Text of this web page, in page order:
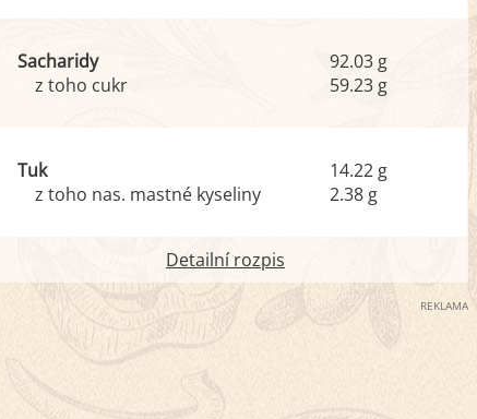
Sacharidy
z toho cukr
92.03 g
59.23 g
Tuk
z toho nas. mastné kyseliny
14.22 g
2.38 g
Detailní rozpis
REKLAMA